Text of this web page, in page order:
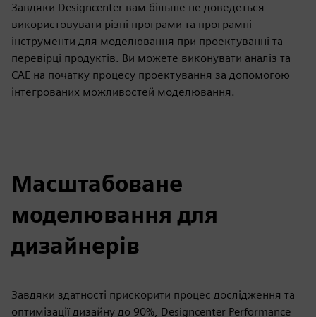
Завдяки Designcenter вам більше не доведеться
використовувати різні програми та програмні
інструменти для моделювання при проектуванні та
перевірці продуктів. Ви можете виконувати аналіз та
CAE на початку процесу проектування за допомогою
інтегрованих можливостей моделювання.
Масштабоване
моделювання для
дизайнерів
Завдяки здатності прискорити процес дослідження та
оптимізації дизайну до 90%, Designcenter Performance